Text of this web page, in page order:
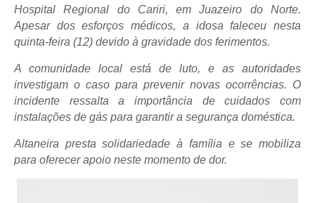
Hospital Regional do Cariri, em Juazeiro do Norte.
Apesar dos esforços médicos, a idosa faleceu nesta
quinta-feira (12) devido à gravidade dos ferimentos.
A comunidade local está de luto, e as autoridades
investigam o caso para prevenir novas ocorrências. O
incidente ressalta a importância de cuidados com
instalações de gás para garantir a segurança doméstica.
Altaneira presta solidariedade à família e se mobiliza
para oferecer apoio neste momento de dor.